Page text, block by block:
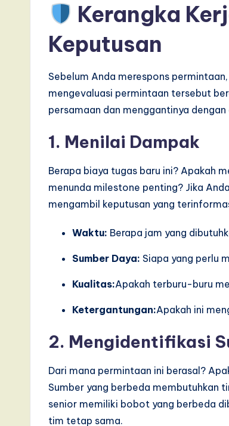
Kerangka
Keputusan
Sebelum Anda merespons
mengevaluasi permintaan tersebut
persamaan dan menggantinya dengan
1. Menilai Dampak
Berapa biaya tugas baru ini? Apakah
menunda milestone penting? Jika
mengambil keputusan yang
Waktu: Berapa jam yang
Sumber Daya: Siapa yang perlu
Kualitas:Apakah terburu-buru
Ketergantungan:Apakah ini
2. Mengidentifikasi
Dari mana permintaan ini berasal?
Sumber yang berbeda membutuhkan
senior memiliki bobot yang berbeda
tim tetap sama.